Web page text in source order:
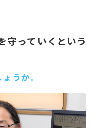
守っていくという
うか。